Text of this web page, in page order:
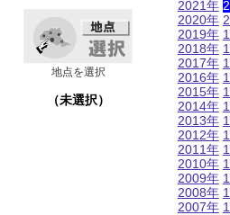
地点を選択
（未選択）
2021年
2020年
2019年
2018年
2017年
2016年
2015年
2014年
2013年
2012年
2011年
2010年
2009年
2008年
2007年